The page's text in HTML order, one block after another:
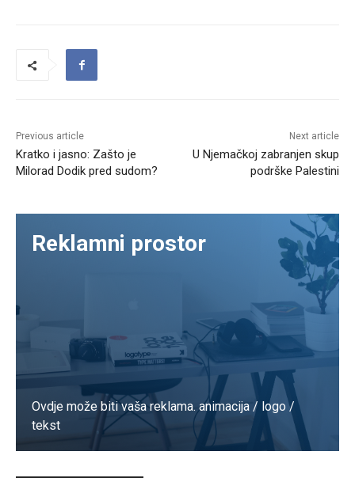
Previous article
Kratko i jasno: Zašto je
Milorad Dodik pred sudom?
Next article
U Njemačkoj zabranjen skup
podrške Palestini
Reklamni prostor
Ovdje može biti vaša reklama. animacija / logo /
tekst